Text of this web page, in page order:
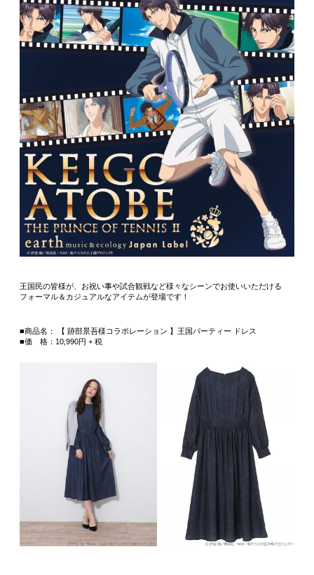
王国民の皆様が、お祝い事や試合観戦など様々なシーンでお使いいただける
フォーマル＆カジュアルなアイテムが登場です！
■商品名： 【 跡部景吾様コラボレーション 】王国パーティー ドレス
■価 格：10,990円 + 税